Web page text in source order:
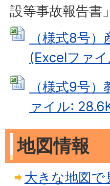
設等事故報告書
（様式8号
(Excelファ
（様式9号
ァイル:
地図情報
大きな地図